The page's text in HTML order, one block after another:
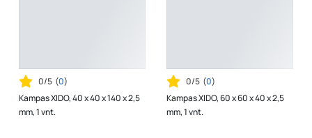
0/5 (0)
Kampas XIDO, 40 x 40 x 140 x 2,5
mm, 1 vnt.
0/5 (0)
Kampas XIDO, 60 x 60 x 40 x 2,5
mm, 1 vnt.